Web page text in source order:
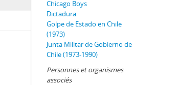
Chicago Boys
Dictadura
Golpe de Estado en Chile
(1973)
Junta Militar de Gobierno de
Chile (1973-1990)
Personnes et organismes
associés